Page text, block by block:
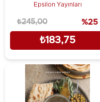
Epsilon Yayınları
₺183,75
₺245,00 %25